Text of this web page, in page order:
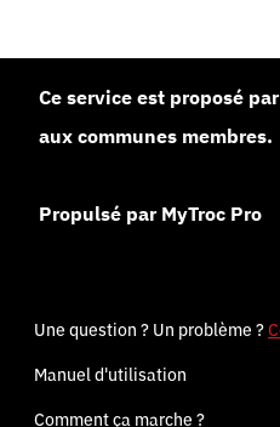
Ce service est proposé par
aux communes membres.
Propulsé par MyTroc Pro
Une question ? Un problème ?
Manuel d'utilisation
Comment ça marche ?